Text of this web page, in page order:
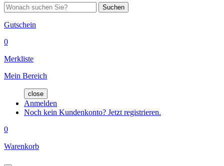
Suchen
Gutschein
0
Merkliste
Mein Bereich
close
Anmelden
Noch kein Kundenkonto? Jetzt registrieren.
0
Warenkorb